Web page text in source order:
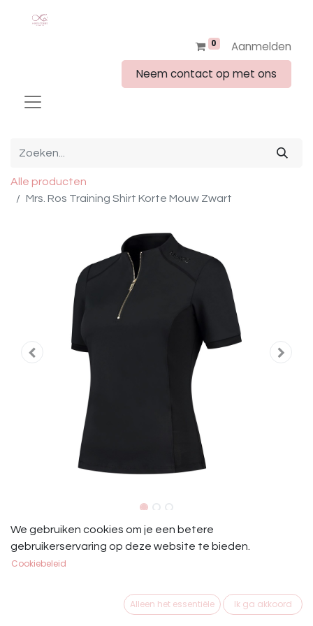
0
Aanmelden
Neem contact op met ons
Alle producten
Mrs. Ros Training Shirt Korte Mouw Zwart
Mrs. Ros Training Shirt Korte Mouw
Zwart
We gebruiken cookies om je een betere
gebruikerservaring op deze website te bieden.
Cookiebeleid
Alleen het essentiële Ik ga akkoord